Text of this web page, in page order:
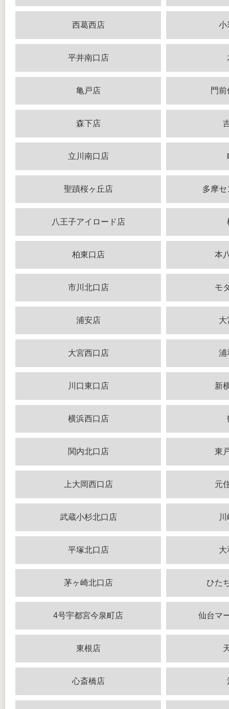
西葛西店 小
平井南口店
亀戸店 門
森下店
立川南口店
聖蹟桜ヶ丘店 多摩
八王子アイロード店
柏東口店 本
市川北口店 モ
浦安店 大
大宮西口店 浦
川口東口店 新
横浜西口店
関内北口店 東
上大岡西口店 元
武蔵小杉北口店
平塚北口店 大
茅ヶ崎北口店 ひた
4号宇都宮今泉町店 仙台マ
東根店
心斎橋店